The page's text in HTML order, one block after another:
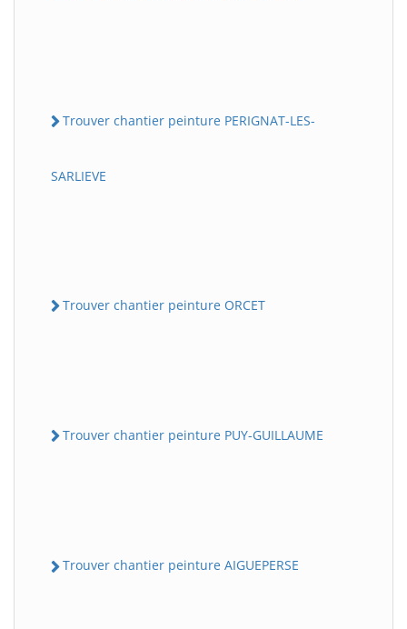
Trouver chantier peinture PERIGNAT-LES-
SARLIEVE
Trouver chantier peinture ORCET
Trouver chantier peinture PUY-GUILLAUME
Trouver chantier peinture AIGUEPERSE